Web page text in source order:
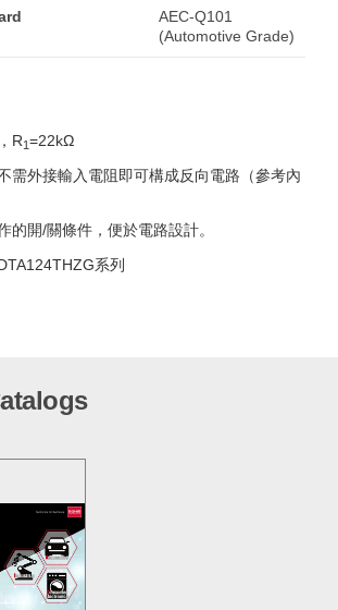
AEC-Q101
(Automotive Grade)
R1=22kΩ
需外接輸入電阻即可構成反向電路（參考內
的開/關條件，便於電路設計。
系列